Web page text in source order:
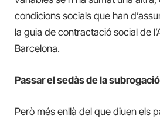
condicions socials que han
la guia de contractació social de
Barcelona.
Passar el sedàs de la subrogació
Però més enllà del que diuen els